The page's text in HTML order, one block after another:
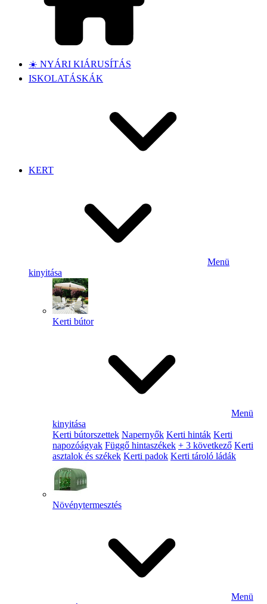
☀️ NYÁRI KIÁRUSÍTÁS
ISKOLATÁSKÁK
KERT
Menü
kinyitása
Kerti bútor
Menü
kinyitása
Kerti bútorszettek Napernyők Kerti hinták Kerti
napozóágyak Függő hintaszékek + 3 következő Kerti
asztalok és székek Kerti padok Kerti tároló ládák
Növénytermesztés
Menü